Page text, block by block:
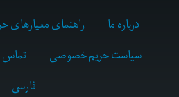
درباره ما راهنمای معیارهای
سیاست حریم خصوصی
تماس
فارسى